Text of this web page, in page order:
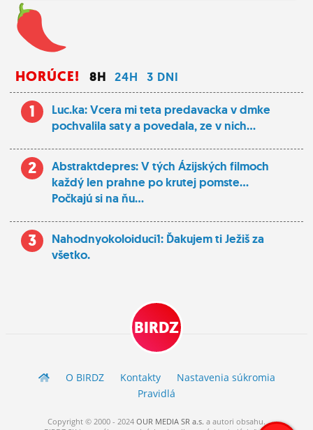
HORÚCE! 8H 24H 3 DNI
1
Luc.ka: Vcera mi teta predavacka v dmke
pochvalila saty a povedala, ze v nich...
2
Abstraktdepres: V tých Ázijských filmoch
každý len prahne po krutej pomste...
Počkajú si na ňu...
3
Nahodnyokoloiduci1: Ďakujem ti Ježiš za
všetko.
BIRDZ
O BIRDZ Kontakty
Nastavenia súkromia
Pravidlá
Copyright © 2000 - 2024 OUR MEDIA SR a.s. a autori obsahu.